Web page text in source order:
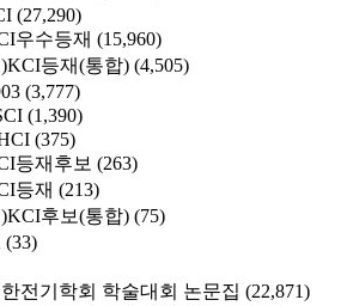
(27,290)
우수등재 (15,960)
등재(통합) (4,505)
(3,777)
(1,390)
(375)
등재후보 (263)
등재 (213)
후보(통합) (75)
(33)
전기학회 학술대회 논문집 (22,871)